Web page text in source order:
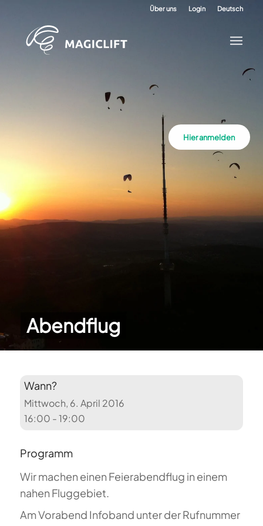
Über uns Login Deutsch
Abendflug
Hier anmelden
Wann?
Mittwoch, 6. April 2016
16:00 - 19:00
Programm
Wir machen einen Feierabendflug in einem
nahen Fluggebiet.
Am Vorabend Infoband unter der Rufnummer